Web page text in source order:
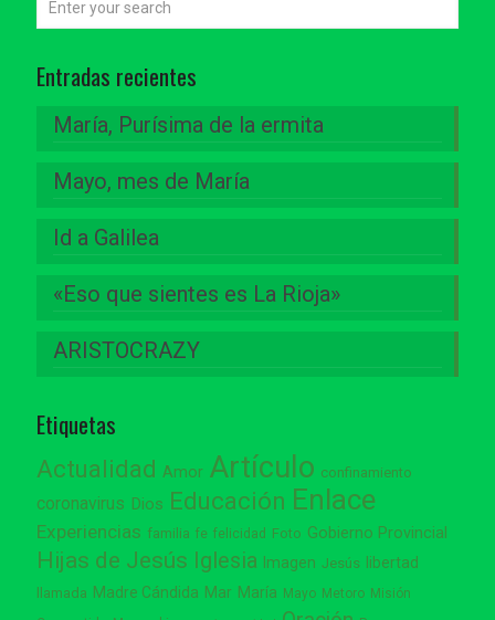
Entradas recientes
María, Purísima de la ermita
Mayo, mes de María
Id a Galilea
«Eso que sientes es La Rioja»
ARISTOCRAZY
Etiquetas
Actualidad Amor Artículo confinamiento
coronavirus Dios Educación Enlace
Experiencias familia fe felicidad Foto Gobierno Provincial
Hijas de Jesús Iglesia Imagen Jesús libertad
llamada Madre Cándida Mar María Mayo Metoro Misión